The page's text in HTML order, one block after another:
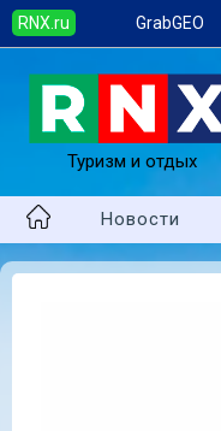
RNX.ru GrabGEO
Туризм и отдых
Новости